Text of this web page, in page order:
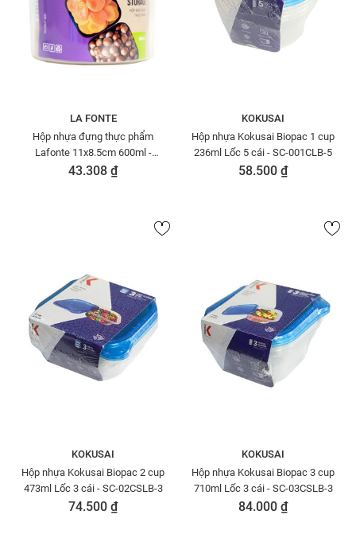
LA FONTE
Hộp nhựa đựng thực phẩm
Lafonte 11x8.5cm 600ml -
180947
43.308 ₫
KOKUSAI
Hộp nhựa Kokusai Biopac 1 cup
236ml Lốc 5 cái - SC-001CLB-5
58.500 ₫
KOKUSAI
Hộp nhựa Kokusai Biopac 2 cup
473ml Lốc 3 cái - SC-02CSLB-3
74.500 ₫
KOKUSAI
Hộp nhựa Kokusai Biopac 3 cup
710ml Lốc 3 cái - SC-03CSLB-3
84.000 ₫